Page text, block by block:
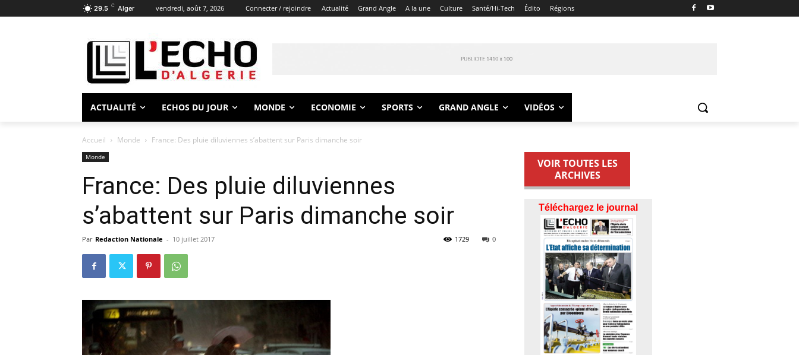
29.5 C Alger vendredi, août 7, 2026 Connecter / rejoindre Actualité Grand Angle A la une Culture Santé/Hi-Tech Édito Régions
ACTUALITÉ ECHOS DU JOUR MONDE ECONOMIE SPORTS GRAND ANGLE VIDÉOS
Accueil Monde France: Des pluie diluviennes s’abattent sur Paris dimanche soir
Monde
France: Des pluie diluviennes
s’abattent sur Paris dimanche soir
Par Redaction Nationale - 10 juillet 2017 0
1729
VOIR TOUTES LES
ARCHIVES